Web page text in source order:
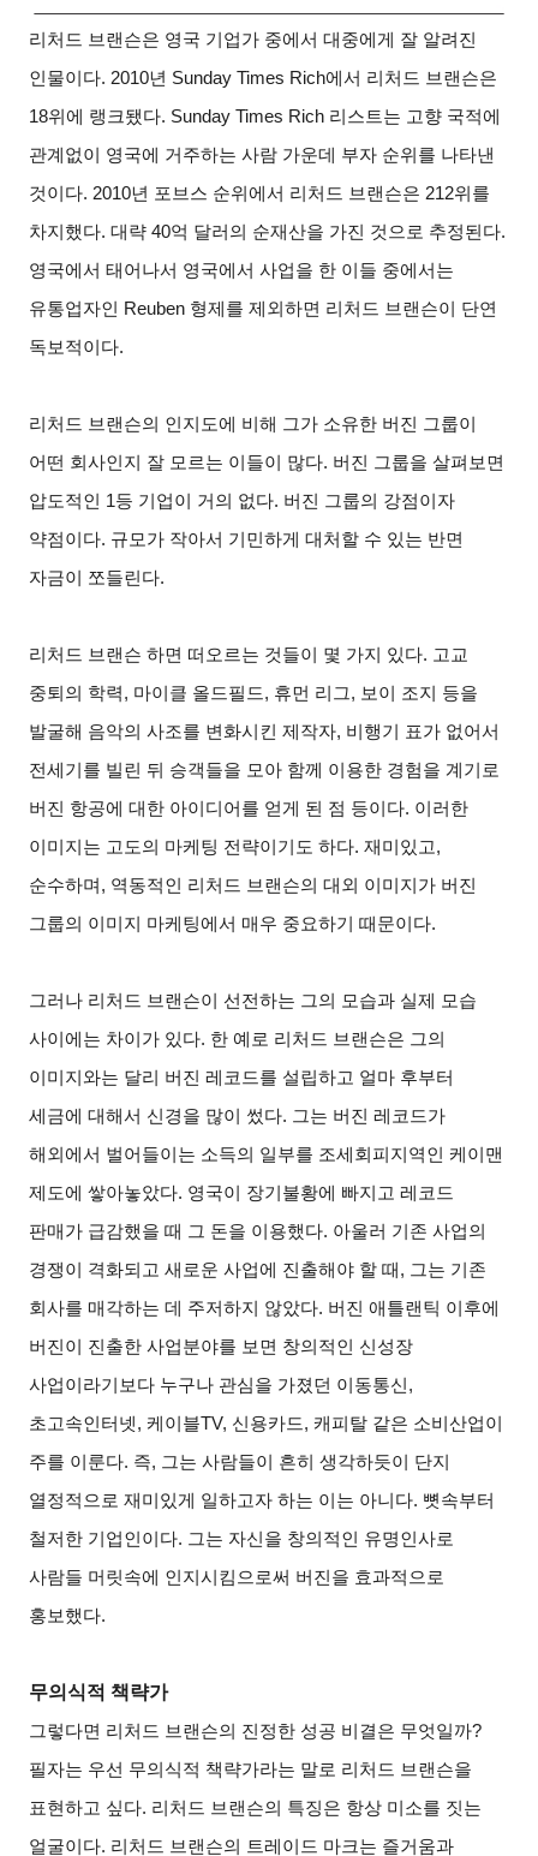
리처드 브랜슨은 영국 기업가 중에서 대중에게 잘 알려진
인물이다. 2010년 Sunday Times Rich에서 리처드 브랜슨은
18위에 랭크됐다. Sunday Times Rich 리스트는 고향 국적에
관계없이 영국에 거주하는 사람 가운데 부자 순위를 나타낸
것이다. 2010년 포브스 순위에서 리처드 브랜슨은 212위를
차지했다. 대략 40억 달러의 순재산을 가진 것으로 추정된다.
영국에서 태어나서 영국에서 사업을 한 이들 중에서는
유통업자인 Reuben 형제를 제외하면 리처드 브랜슨이 단연
독보적이다.
리처드 브랜슨의 인지도에 비해 그가 소유한 버진 그룹이
어떤 회사인지 잘 모르는 이들이 많다. 버진 그룹을 살펴보면
압도적인 1등 기업이 거의 없다. 버진 그룹의 강점이자
약점이다. 규모가 작아서 기민하게 대처할 수 있는 반면
자금이 쪼들린다.
리처드 브랜슨 하면 떠오르는 것들이 몇 가지 있다. 고교
중퇴의 학력, 마이클 올드필드, 휴먼 리그, 보이 조지 등을
발굴해 음악의 사조를 변화시킨 제작자, 비행기 표가 없어서
전세기를 빌린 뒤 승객들을 모아 함께 이용한 경험을 계기로
버진 항공에 대한 아이디어를 얻게 된 점 등이다. 이러한
이미지는 고도의 마케팅 전략이기도 하다. 재미있고,
순수하며, 역동적인 리처드 브랜슨의 대외 이미지가 버진
그룹의 이미지 마케팅에서 매우 중요하기 때문이다.
그러나 리처드 브랜슨이 선전하는 그의 모습과 실제 모습
사이에는 차이가 있다. 한 예로 리처드 브랜슨은 그의
이미지와는 달리 버진 레코드를 설립하고 얼마 후부터
세금에 대해서 신경을 많이 썼다. 그는 버진 레코드가
해외에서 벌어들이는 소득의 일부를 조세회피지역인 케이맨
제도에 쌓아놓았다. 영국이 장기불황에 빠지고 레코드
판매가 급감했을 때 그 돈을 이용했다. 아울러 기존 사업의
경쟁이 격화되고 새로운 사업에 진출해야 할 때, 그는 기존
회사를 매각하는 데 주저하지 않았다. 버진 애틀랜틱 이후에
버진이 진출한 사업분야를 보면 창의적인 신성장
사업이라기보다 누구나 관심을 가졌던 이동통신,
초고속인터넷, 케이블TV, 신용카드, 캐피탈 같은 소비산업이
주를 이룬다. 즉, 그는 사람들이 흔히 생각하듯이 단지
열정적으로 재미있게 일하고자 하는 이는 아니다. 뼛속부터
철저한 기업인이다. 그는 자신을 창의적인 유명인사로
사람들 머릿속에 인지시킴으로써 버진을 효과적으로
홍보했다.
무의식적 책략가
그렇다면 리처드 브랜슨의 진정한 성공 비결은 무엇일까?
필자는 우선 무의식적 책략가라는 말로 리처드 브랜슨을
표현하고 싶다. 리처드 브랜슨의 특징은 항상 미소를 짓는
얼굴이다. 리처드 브랜슨의 트레이드 마크는 즐거움과